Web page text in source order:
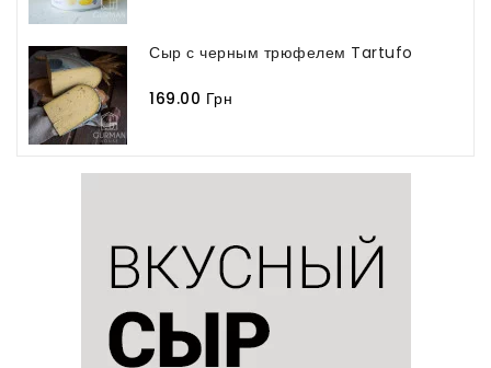
Сыр с черным трюфелем Tartufo
169.00 Грн